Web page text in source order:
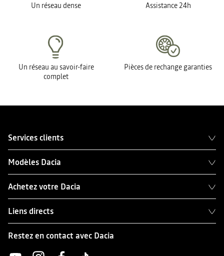
Un réseau dense Assistance 24h
Un réseau au savoir-faire
complet
Pièces de rechange garanties
Services clients
Modèles Dacia
Achetez votre Dacia
Liens directs
Restez en contact avec Dacia